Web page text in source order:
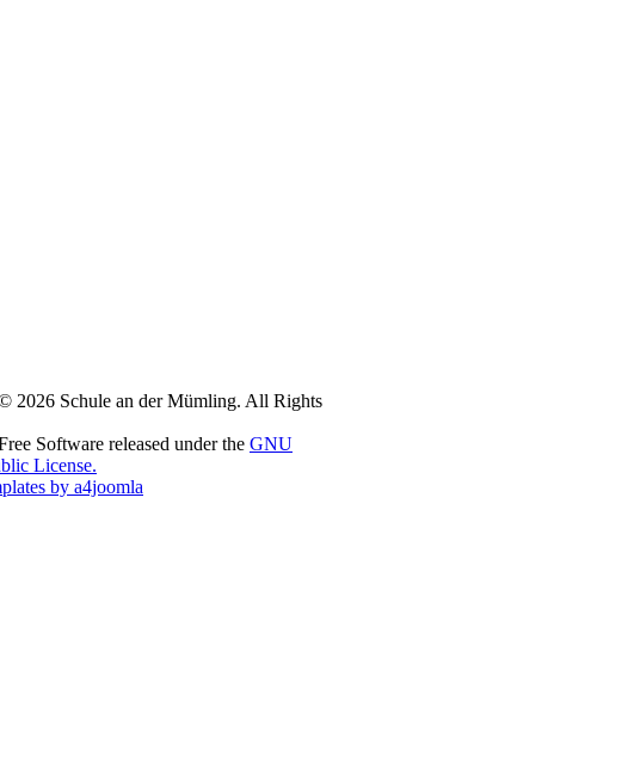
2026 Schule an der Mümling. All Rights
Software released under the GNU
License.
by a4joomla